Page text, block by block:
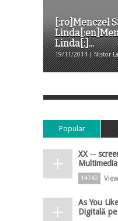
[:ro]Menczel
Linda[:]...
19/11/2014 | Nistor
Popular
XX ─
Multimedia
14742
As You
Digitală